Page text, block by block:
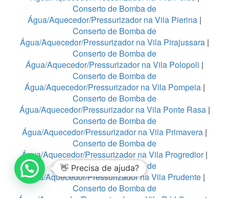
Conserto de Bomba de
Água/Aquecedor/Pressurizador na Vila Pierina |
Conserto de Bomba de
Água/Aquecedor/Pressurizador na Vila Pirajussara |
Conserto de Bomba de
Água/Aquecedor/Pressurizador na Vila Polopoli |
Conserto de Bomba de
Água/Aquecedor/Pressurizador na Vila Pompeia|
Conserto de Bomba de
Água/Aquecedor/Pressurizador na Vila Ponte Rasa|
Conserto de Bomba de
Água/Aquecedor/Pressurizador na Vila Primavera |
Conserto de Bomba de
Água/Aquecedor/Pressurizador na Vila Progredior|
Conserto de Bomba de
Água/Aquecedor/Pressurizador na Vila Prudente |
Conserto de Bomba de
👋 Precisa de ajuda?